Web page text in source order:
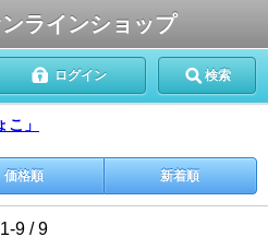
ラインショップ
ログイン 検索
」
価格順 新着順
1-9 / 9